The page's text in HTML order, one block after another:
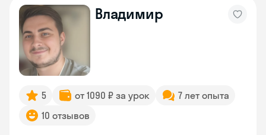
Владимир
5 от 1090 ₽ за урок
7 лет опыта
10 отзывов